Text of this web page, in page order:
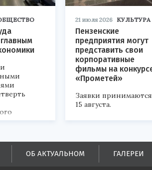
в
уровней.
21 июля 2026 КУЛЬТУРА
Пензенские
предприятия могут
представить свои
корпоративные
фильмы на
«Прометей»
Заявки
15 августа.
ОБ АКТУАЛЬНОМ ГАЛЕРЕИ